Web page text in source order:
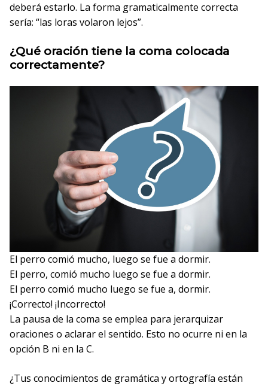
deberá estarlo. La forma gramaticalmente correcta
sería: “las loras volaron lejos”.
¿Qué oración tiene la coma colocada
correctamente?
El perro comió mucho, luego se fue a dormir.
El perro, comió mucho luego se fue a dormir.
El perro comió mucho luego se fue a, dormir.
¡Correcto! ¡Incorrecto!
La pausa de la coma se emplea para jerarquizar
oraciones o aclarar el sentido. Esto no ocurre ni en la
opción B ni en la C.
¿Tus conocimientos de gramática y ortografía están